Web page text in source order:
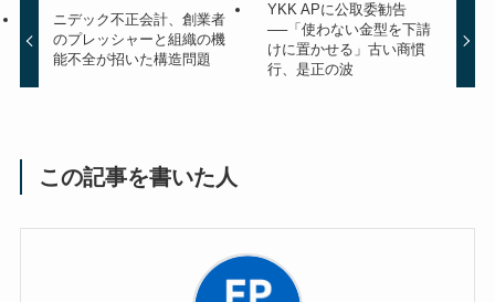
ニデック不正会計、創業者
のプレッシャーと組織の機
能不全が招いた構造問題
YKK APに公取委勧告
──「使わない金型を下請
けに置かせる」古い商慣
行、是正の波
この記事を書いた人